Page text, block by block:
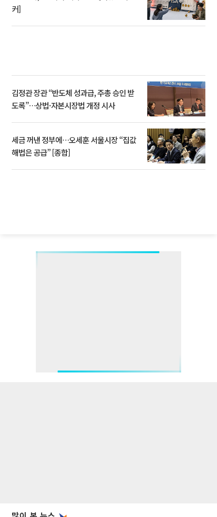
커]
김정관 장관 “반도체 성과급, 주총 승인 받
도록”…상법·자본시장법 개정 시사
세금 꺼낸 정부에…오세훈 서울시장 “집값
해법은 공급” [종합]